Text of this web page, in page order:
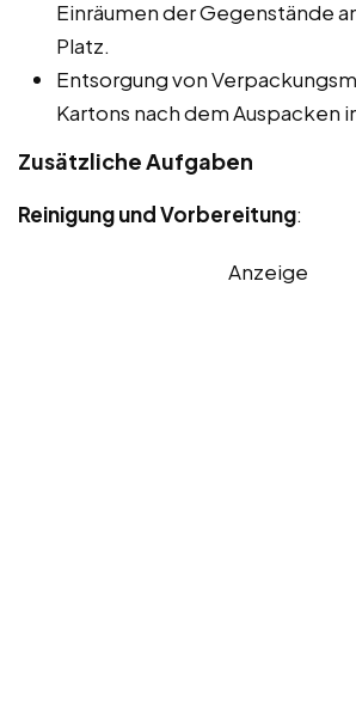
Einräumen der Gegenstände
Platz.
Entsorgung von
Kartons nach dem Auspacken
Zusätzliche Aufgaben
Reinigung und Vorbereitung:
Anzeige